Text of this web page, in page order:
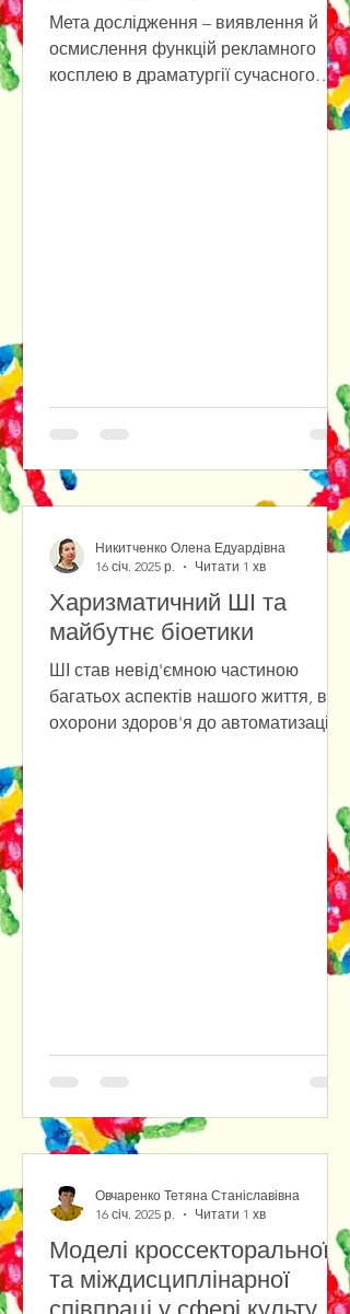
Мета дослідження – виявлення й
осмислення функцій рекламного
косплею в драматургії сучасного
Харизматичний ШІ та
майбутнє біоетики
ШІ став невід'ємною частиною
багатьох аспектів нашого життя, від
охорони здоров'я до автоматизації
Никитченко Олена Едуардівна
16 січ. 2025 р.
Читати 1 хв
Моделі кроссекторальної
та міждисциплінарної
Овчаренко Тетяна Станіславівна
16 січ. 2025 р.
Читати 1 хв